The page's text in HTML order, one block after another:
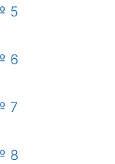
5
6
7
8